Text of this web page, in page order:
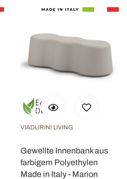
VIADURINI LIVING
Gewellte Innenbank aus
farbigem Polyethylen
Made in Italy - Marion